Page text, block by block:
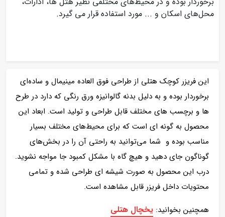
محل‌های اسکان و ... مورد استفاده قرار می گیرد.
این فریزر کوچک هتلی از طراحی فوق العاده مینیمال و ساده‌ای
برخوردار بوده و به دلیل بدنه گالوانیزه ورق رنگی که دارد در طرح
ها و برچسب های مختلف قابل طراحی و تولید است. ابعاد این
محصول به گونه ای است که برای محیط‌های مختلف بسیار
مناسب بوده و شما می‌توانید به راحتی آن را در بخش‌های
گوناگون جای دهید و هیچ گاه با مشکل کمبود جا مواجه نشوید.
درب این محصول به صورت شیشه ای طراحی شده و تمامی
محتویات داخل فریزر قابل مشاهده است.
همچنین بخوانید: یخچال هتلی